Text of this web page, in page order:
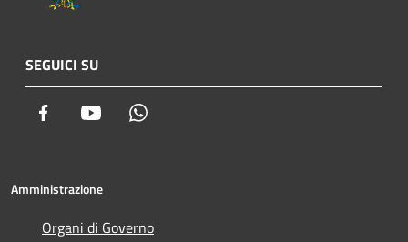
SEGUICI SU
Facebook Youtube
Amministrazione
Organi di Governo